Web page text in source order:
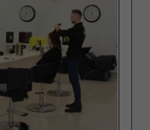
Bucuresti
Ilfov